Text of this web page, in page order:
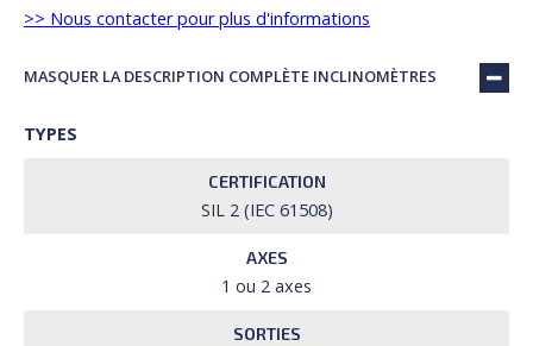
>> Nous contacter pour plus d'informations
MASQUER LA DESCRIPTION COMPLÈTE INCLINOMÈTRES
TYPES
CERTIFICATION
SIL 2 (IEC 61508)
AXES
1 ou 2 axes
SORTIES